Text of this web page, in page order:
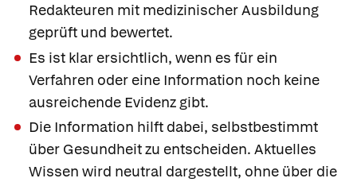
Redakteuren mit medizinischer Ausbildung
geprüft und bewertet.
Es ist klar ersichtlich, wenn es für ein
Verfahren oder eine Information noch keine
ausreichende Evidenz gibt.
Die Information hilft dabei, selbstbestimmt
über Gesundheit zu entscheiden. Aktuelles
Wissen wird neutral dargestellt, ohne über die